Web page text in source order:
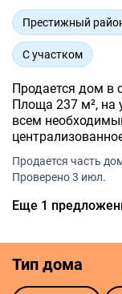
Престижный
С участком
Продается дом в
Площа 237 м², на
всем
Продается часть
Проверено 3 июл.
Еще 1
Тип дома